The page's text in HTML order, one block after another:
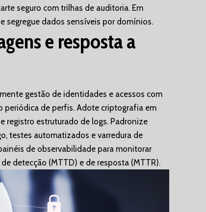
seguro com trilhas de auditoria. Em
segregue dados sensíveis por domínios.
e resposta a
gestão de identidades e acessos com
periódica de perfis. Adote criptografia em
registro estruturado de logs. Padronize
testes automatizados e varredura de
de observabilidade para monitorar
detecção (MTTD) e de resposta (MTTR).